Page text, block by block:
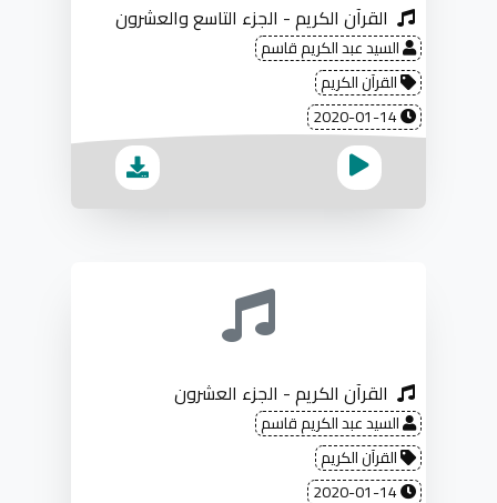
القرآن الكريم - الجزء التاسع والعشرون
السيد عبد الكريم قاسم
القرآن الكريم
القرآن الكريم - الجزء العشرون
السيد عبد الكريم قاسم
القرآن الكريم